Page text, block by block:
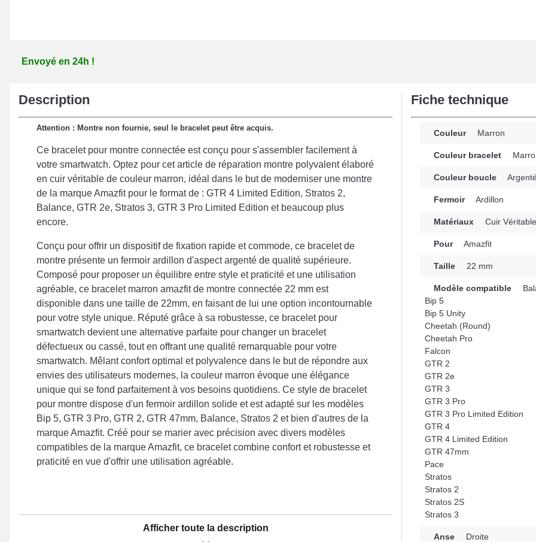
Envoyé en 24h !
Description
Attention : Montre non fournie, seul le bracelet peut être acquis.
Ce bracelet pour montre connectée est conçu pour s'assembler facilement à
votre smartwatch. Optez pour cet article de réparation montre polyvalent élaboré
en cuir véritable de couleur marron, idéal dans le but de moderniser une montre
de la marque Amazfit pour le format de : GTR 4 Limited Edition, Stratos 2,
Balance, GTR 2e, Stratos 3, GTR 3 Pro Limited Edition et beaucoup plus
encore.
Conçu pour offrir un dispositif de fixation rapide et commode, ce bracelet de
montre présente un fermoir ardillon d'aspect argenté de qualité supérieure.
Composé pour proposer un équilibre entre style et praticité et une utilisation
agréable, ce bracelet marron amazfit de montre connectée 22 mm est
disponible dans une taille de 22mm, en faisant de lui une option incontournable
pour votre style unique. Réputé grâce à sa robustesse, ce bracelet pour
smartwatch devient une alternative parfaite pour changer un bracelet
défectueux ou cassé, tout en offrant une qualité remarquable pour votre
smartwatch. Mêlant confort optimal et polyvalence dans le but de répondre aux
envies des utilisateurs modernes, la couleur marron évoque une élégance
unique qui se fond parfaitement à vos besoins quotidiens. Ce style de bracelet
pour montre dispose d'un fermoir ardillon solide et est adapté sur les modèles
Bip 5, GTR 3 Pro, GTR 2, GTR 47mm, Balance, Stratos 2 et bien d'autres de la
marque Amazfit. Créé pour se marier avec précision avec divers modèles
compatibles de la marque Amazfit, ce bracelet combine confort et robustesse et
praticité en vue d'offrir une utilisation agréable.
Afficher toute la description
Fiche technique
Couleur Marron
Couleur bracelet
Couleur boucle
Fermoir Ardillon
Matériaux Cuir Véritable
Pour Amazfit
Taille 22 mm
Modèle compatible
Bip 5
Bip 5 Unity
Cheetah (Round)
Cheetah Pro
Falcon
GTR 2
GTR 2e
GTR 3
GTR 3 Pro
GTR 3 Pro Limited Edition
GTR 4
GTR 4 Limited Edition
GTR 47mm
Pace
Stratos
Stratos 2
Stratos 2S
Stratos 3
Anse Droite